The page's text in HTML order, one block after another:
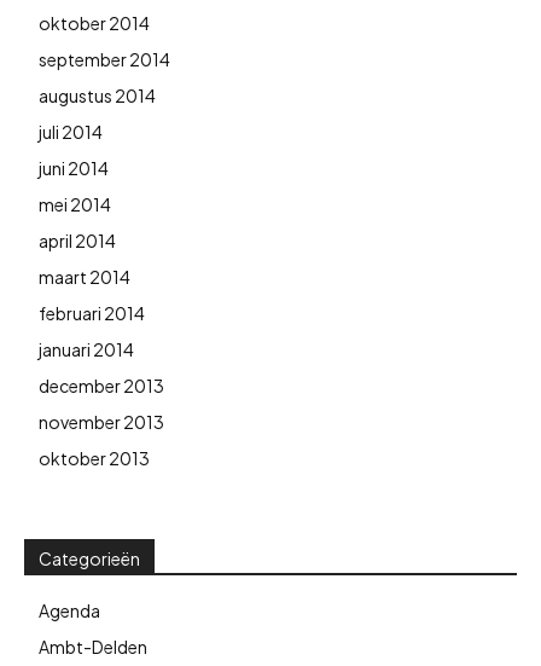
oktober 2014
september 2014
augustus 2014
juli 2014
juni 2014
mei 2014
april 2014
maart 2014
februari 2014
januari 2014
december 2013
november 2013
oktober 2013
Categorieën
Agenda
Ambt-Delden